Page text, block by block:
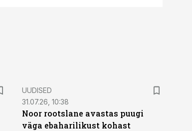
UUDISED
31.07.26, 10:38
Noor rootslane avastas puugi
väga ebaharilikust kohast